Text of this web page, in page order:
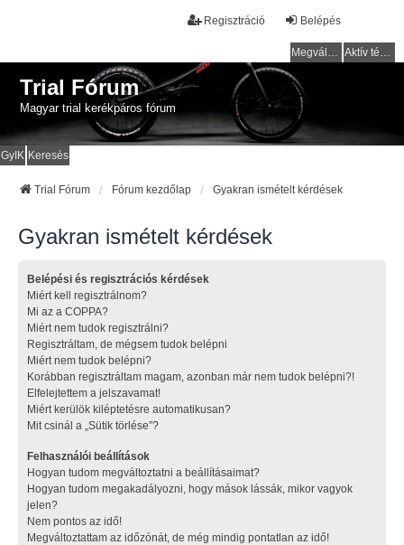
Belépés
Regisztráció
Megválaszolatlan témák Aktív témák
Trial Fórum
Magyar trial kerékpáros fórum
GyIK Keresés
Trial Fórum Fórum kezdőlap Gyakran ismételt kérdések
Gyakran ismételt kérdések
Belépési és regisztrációs kérdések
Miért kell regisztrálnom?
Mi az a COPPA?
Miért nem tudok regisztrálni?
Regisztráltam, de mégsem tudok belépni
Miért nem tudok belépni?
Korábban regisztráltam magam, azonban már nem tudok belépni?!
Elfelejtettem a jelszavamat!
Miért kerülök kiléptetésre automatikusan?
Mit csinál a „Sütik törlése”?
Felhasználói beállítások
Hogyan tudom megváltoztatni a beállításaimat?
Hogyan tudom megakadályozni, hogy mások lássák, mikor vagyok
jelen?
Nem pontos az idő!
Megváltoztattam az időzónát, de még mindig pontatlan az idő!